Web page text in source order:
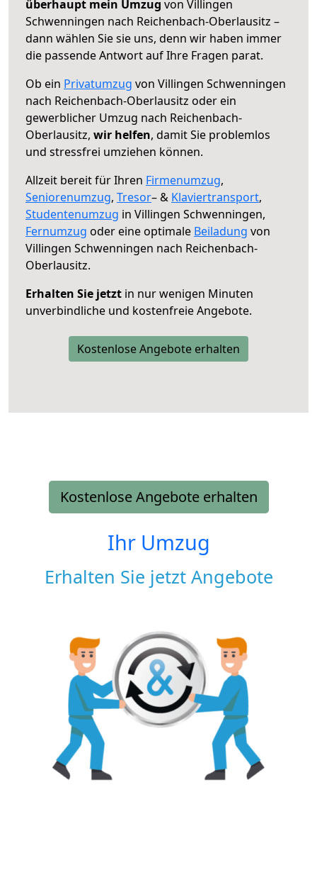
überhaupt mein Umzug von Villingen
Schwenningen nach Reichenbach-Oberlausitz –
dann wählen Sie sie uns, denn wir haben immer
die passende Antwort auf Ihre Fragen parat.
Ob ein Privatumzug von Villingen Schwenningen
nach Reichenbach-Oberlausitz oder ein
gewerblicher Umzug nach Reichenbach-
Oberlausitz, wir helfen, damit Sie problemlos
und stressfrei umziehen können.
Allzeit bereit für Ihren Firmenumzug,
Seniorenumzug, Tresor– & Klaviertransport,
Studentenumzug in Villingen Schwenningen,
Fernumzug oder eine optimale Beiladung von
Villingen Schwenningen nach Reichenbach-
Oberlausitz.
Erhalten Sie jetzt in nur wenigen Minuten
unverbindliche und kostenfreie Angebote.
Kostenlose Angebote erhalten
Kostenlose Angebote erhalten
Ihr Umzug
Erhalten Sie jetzt Angebote